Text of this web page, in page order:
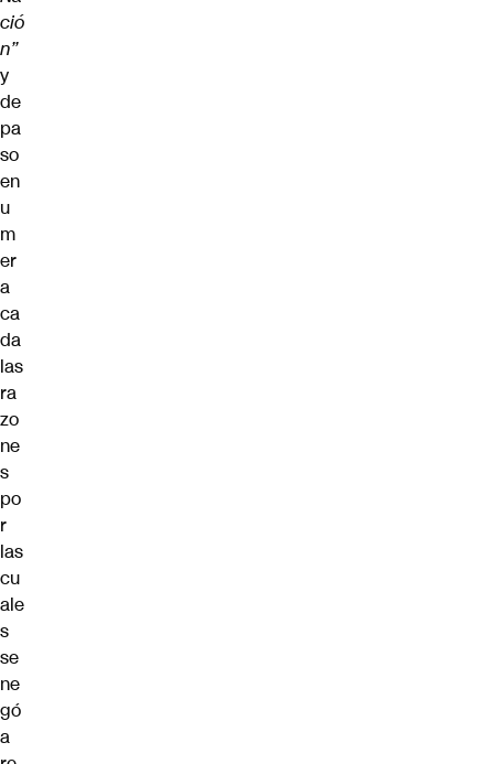
ció
n”
y
de
pa
so
en
u
m
er
a
ca
da
las
ra
zo
ne
s
po
r
las
cu
ale
s
se
ne
gó
a